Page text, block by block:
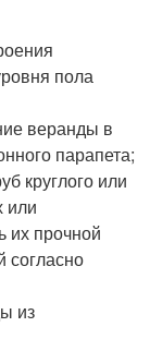
пола
веранды в
парапета;
круглого или
или
их прочной
согласно
из